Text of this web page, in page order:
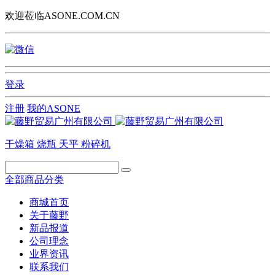
欢迎莅临ASONE.COM.CN
登录
注册 我的ASONE
干燥箱 烧瓶 天平 粉碎机
全部商品分类
商城首页
关于藤野
新品报道
公司理念
业界资讯
联系我们